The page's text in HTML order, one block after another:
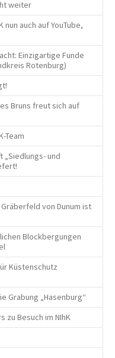
weiter
nun auch auf YouTube,
Einzigartige Funde
Rotenburg)
Bruns freut sich auf
Team
„Siedlungs- und
von Dunum ist
Blockbergungen
Küstenschutz
Grabung „Hasenburg“
zu Besuch im NIhK